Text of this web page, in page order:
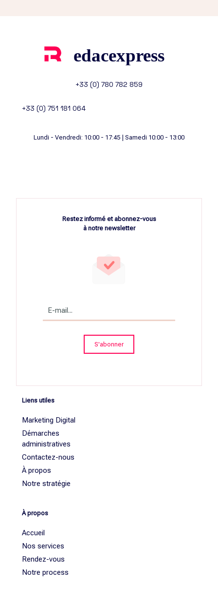
+33 (0) 780 782 859
+33 (0) 751 181 064
Lundi - Vendredi: 10:00 - 17:45 | Samedi 10:00 - 13:00
Liens utiles
Marketing Digital
Démarches
administratives
Contactez-nous
À propos
Notre stratégie
À propos
Accueil
Nos services
Rendez-vous
Notre process
Restez informé et abonnez-vous
à notre newsletter